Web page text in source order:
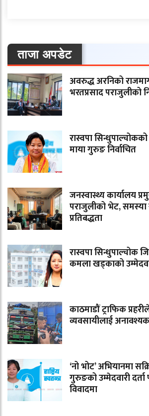
ताजा अपडेट
अवरुद्ध अरनिको
भरतप्रसाद पराजुलीको
रास्वपा
माया गुरुङ निर्वाचित
जनस्वास्थ्य कार्यालय
पराजुलीको भेट, समस्या
प्रतिबद्धता
रास्वपा सिन्धुपाल्चोक
कमला खड्काको
काठमाडौं ट्राफिक
व्यवसायीलाई
‘नो भोट’ अभियानमा
गुरुङको उम्मेदवारी दर्ता
विवादमा